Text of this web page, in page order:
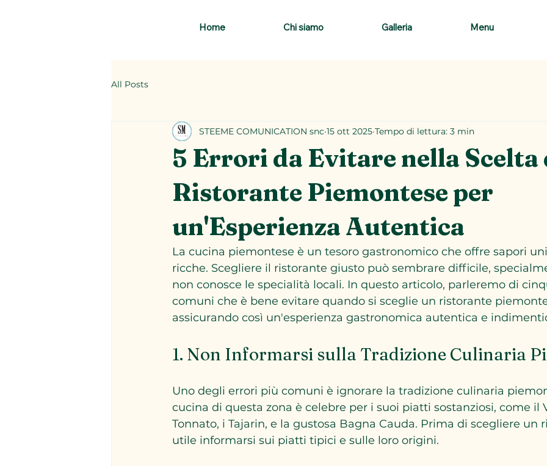
Home Chi siamo Galleria Menu
All Posts
5 Errori da Evitare nella Scelta
Ristorante Piemontese per
un'Esperienza Autentica
STEEME COMUNICATION snc 15 ott 2025 Tempo di lettura: 3 min
La cucina piemontese è un tesoro gastronomico che offre sapori
ricche. Scegliere il ristorante giusto può sembrare difficile,
non conosce le specialità locali. In questo articolo, parleremo di
comuni che è bene evitare quando si sceglie un ristorante
assicurando così un'esperienza gastronomica autentica e
1. Non Informarsi sulla Tradizione Culinaria
Uno degli errori più comuni è ignorare la tradizione culinaria
cucina di questa zona è celebre per i suoi piatti sostanziosi, come il
Tonnato, i Tajarin, e la gustosa Bagna Cauda. Prima di scegliere un
utile informarsi sui piatti tipici e sulle loro origini.